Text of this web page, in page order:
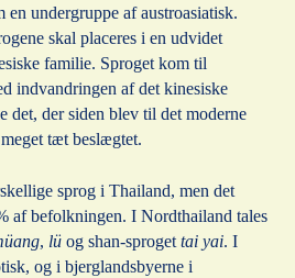
en undergruppe af austroasiatisk.
skal placeres i en udvidet
familie. Sproget kom til
indvandringen af det kinesiske
det, der siden blev til det moderne
tæt beslægtet.
sprog i Thailand, men det
af befolkningen. I Nordthailand tales
, lü og shan-sproget tai yai. I
og i bjerglandsbyerne i